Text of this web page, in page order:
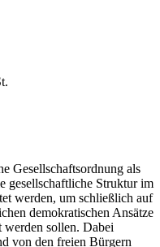
Gesellschaftsordnung als
gesellschaftliche Struktur im
werden, um schließlich auf
demokratischen Ansätze
werden sollen. Dabei
von den freien Bürgern